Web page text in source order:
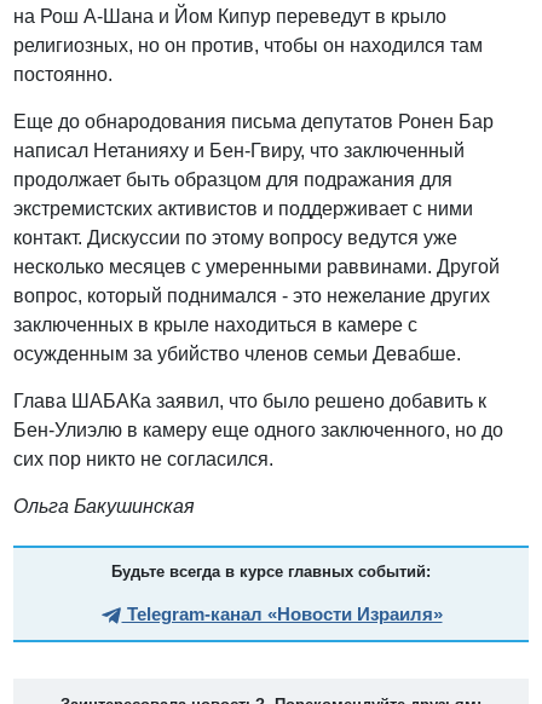
на Рош А-Шана и Йом Кипур переведут в крыло
религиозных, но он против, чтобы он находился там
постоянно.
Еще до обнародования письма депутатов Ронен Бар
написал Нетанияху и Бен-Гвиру, что заключенный
продолжает быть образцом для подражания для
экстремистских активистов и поддерживает с ними
контакт. Дискуссии по этому вопросу ведутся уже
несколько месяцев с умеренными раввинами. Другой
вопрос, который поднимался - это нежелание других
заключенных в крыле находиться в камере с
осужденным за убийство членов семьи Девабше.
Глава ШАБАКа заявил, что было решено добавить к
Бен-Улиэлю в камеру еще одного заключенного, но до
сих пор никто не согласился.
Ольга Бакушинская
Будьте всегда в курсе главных событий:
Telegram-канал «Новости Израиля»